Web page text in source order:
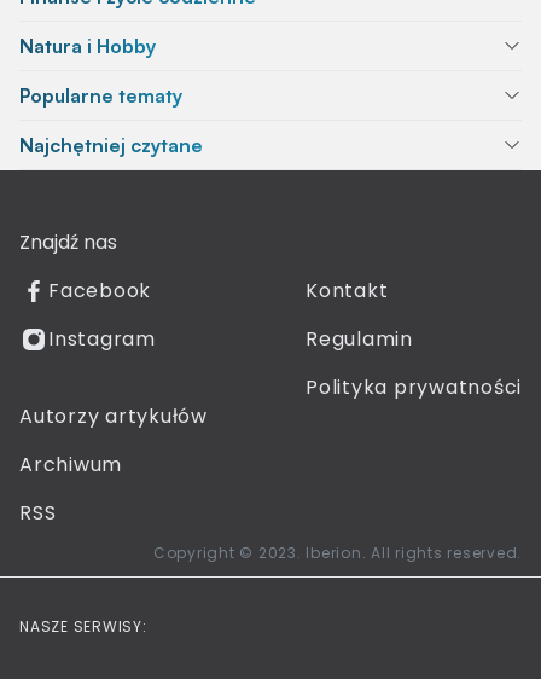
Natura i Hobby
Popularne tematy
Najchętniej czytane
Znajdź nas
Facebook
Instagram
Kontakt
Regulamin
Polityka prywatności
Autorzy artykułów
Archiwum
RSS
Copyright © 2023. Iberion. All rights reserved.
NASZE SERWISY: